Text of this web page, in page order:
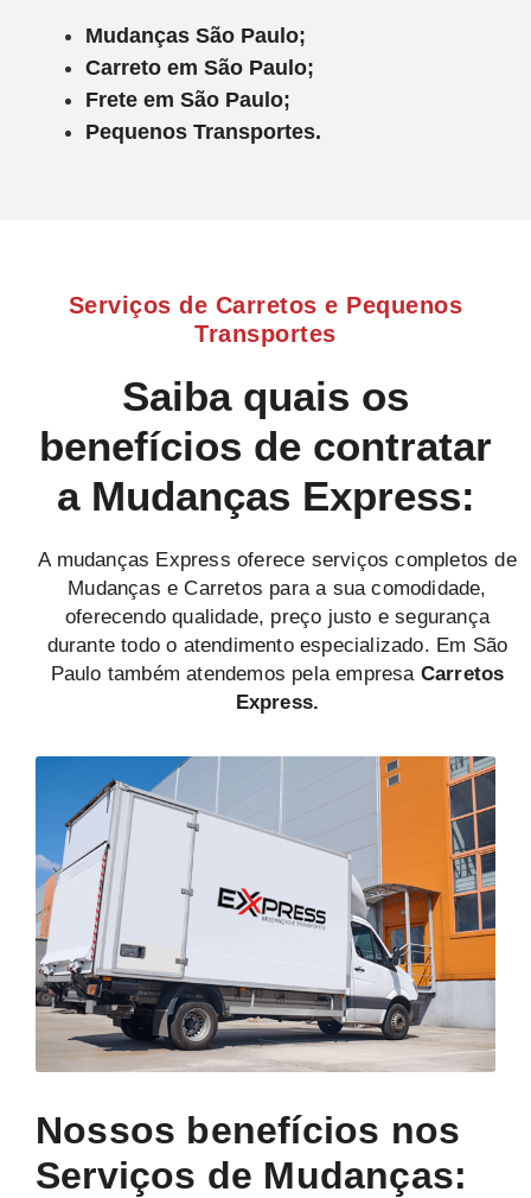
Mudanças São Paulo;
Carreto em São Paulo;
Frete em São Paulo;
Pequenos Transportes.
Serviços de Carretos e Pequenos
Transportes
Saiba quais os
benefícios de contratar
a Mudanças Express:
A mudanças Express oferece serviços completos de
Mudanças e Carretos para a sua comodidade,
oferecendo qualidade, preço justo e segurança
durante todo o atendimento especializado. Em São
Paulo também atendemos pela empresa Carretos
Express.
Nossos benefícios nos
Serviços de Mudanças: